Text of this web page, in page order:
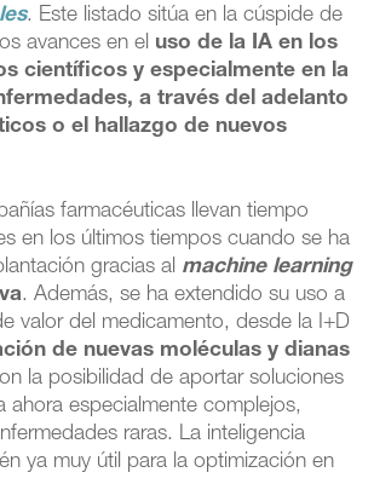
. Este listado sitúa en la cúspide de
avances en el uso de la IA en los
científicos y especialmente en la
a través del adelanto
o el hallazgo de nuevos
farmacéuticas llevan tiempo
en los últimos tiempos cuando se ha
gracias al machine learning
. Además, se ha extendido su uso a
valor del medicamento, desde la I+D
de nuevas moléculas y dianas
la posibilidad de aportar soluciones
ahora especialmente complejos,
raras. La inteligencia
ya muy útil para la optimización en